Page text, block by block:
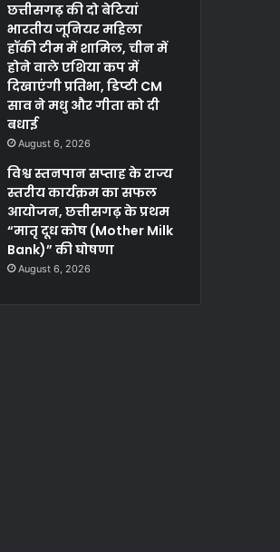
छत्तीसगढ़ की दो बेटियां
भारतीय जूनियर महिला
हॉकी टीम में शामिल, चीन में
होने वाले एशिया कप में
दिखाएंगी प्रतिभा, डिप्टी CM
साव ने मधु और गीता को दी
बधाई
August 6, 2026
विश्व स्तनपान सप्ताह के राज्य
स्तरीय कार्यक्रम का सफल
आयोजन, छत्तीसगढ़ के प्रथम
“मातृ दूध कोष (Mother Milk
Bank)” की घोषणा
August 6, 2026